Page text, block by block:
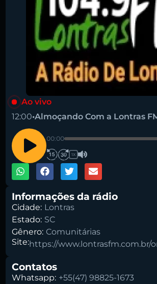
Ao vivo
12:00•Almoçando Com a Lontras
00:00
1X
Informações da rádio
Cidade: Lontras
Estado: SC
Gênero: Comunitárias
Site:https://www.lontrasfm.com.br/
Contatos
Whatsapp: +55(47) 98825-1673